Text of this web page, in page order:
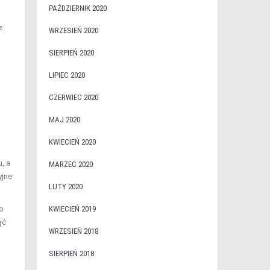
a
PAŹDZIERNIK 2020
WRZESIEŃ 2020
SIERPIEŃ 2020
LIPIEC 2020
CZERWIEC 2020
MAJ 2020
KWIECIEŃ 2020
MARZEC 2020
LUTY 2020
KWIECIEŃ 2019
WRZESIEŃ 2018
SIERPIEŃ 2018